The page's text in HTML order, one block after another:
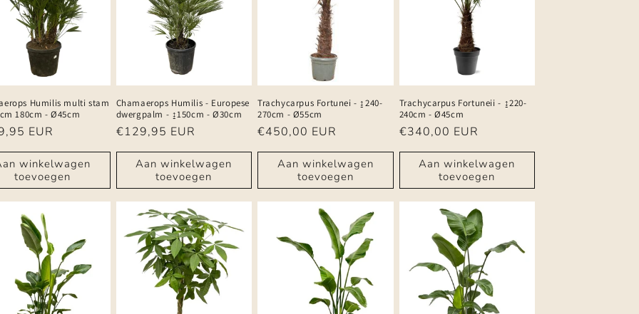
Humilis multi stam
180cm - Ø45cm
EUR
winkelwagen
toevoegen
Chamaerops Humilis - Europese
dwergpalm - ↨150cm - Ø30cm
Normale
€129,95 EUR
Aan winkelwagen
toevoegen
Trachycarpus Fortunei - ↨240-
270cm - Ø55cm
Normale
€450,00 EUR
Aan winkelwagen
toevoegen
Trachycarpus Fortuneii - ↨220-
240cm - Ø45cm
Normale
€340,00 EUR
Aan winkelwagen
toevoegen